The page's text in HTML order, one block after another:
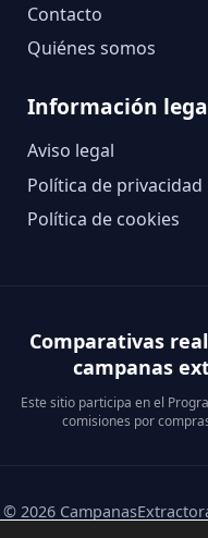
Contacto
Quiénes somos
Información
Aviso legal
Política de privacidad
Política de cookies
Comparativas
campanas
Este sitio participa en el
comisiones por
© 2026